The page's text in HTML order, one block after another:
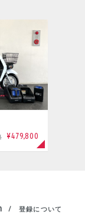
¥479,800
/ 登録について